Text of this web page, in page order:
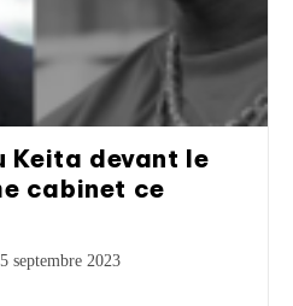
Keita devant le
cabinet ce
septembre 2023